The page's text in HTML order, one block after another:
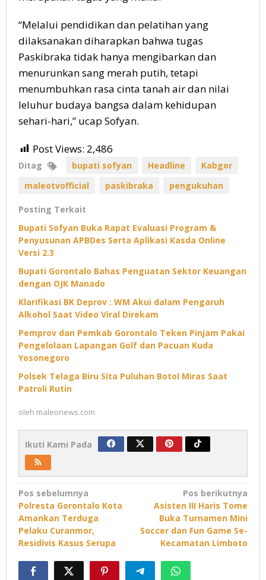
“Melalui pendidikan dan pelatihan yang
dilaksanakan diharapkan bahwa tugas
Paskibraka tidak hanya mengibarkan dan
menurunkan sang merah putih, tetapi
menumbuhkan rasa cinta tanah air dan nilai
leluhur budaya bangsa dalam kehidupan
sehari-hari,” ucap Sofyan.
Post Views: 2,486
Ditag bupati sofyan Headline
Kabgor
maleotvofficial
paskibraka pengukuhan
Posting Terkait
Bupati Sofyan Buka Rapat Evaluasi Program &
Penyusunan APBDes Serta Aplikasi Kasda Online
Versi 2.3
Bupati Gorontalo Bahas Penguatan Sektor Keuangan
dengan OJK Manado
Klarifikasi BK Deprov : WM Akui dalam Pengaruh
Alkohol Saat Video Viral Direkam
Pemprov dan Pemkab Gorontalo Teken Pinjam Pakai
Pengelolaan Lapangan Golf dan Pacuan Kuda
Yosonegoro
Polsek Telaga Biru Sita Puluhan Botol Miras Saat
Patroli Rutin
oleh maleonews.com
Ikuti Kami Pada
Navigasi
pos
Pos sebelumnya
Polresta Gorontalo Kota
Amankan Terduga
Pelaku Curanmor,
Residivis Kasus Serupa
Pos berikutnya
Asisten III Haris Tome
Buka Turnamen Mini
Soccer dan Fun Game Se-
Kecamatan Limboto